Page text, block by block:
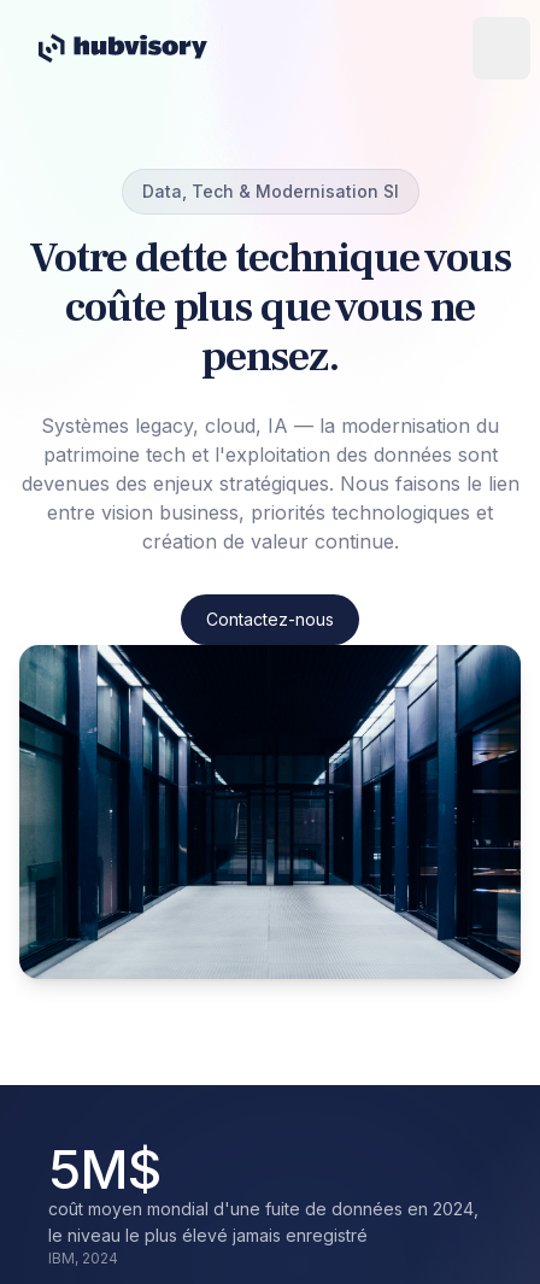
Data, Tech & Modernisation SI
Votre dette technique vous
coûte plus que vous ne
pensez.
Systèmes legacy, cloud, IA — la modernisation du
patrimoine tech et l'exploitation des données sont
devenues des enjeux stratégiques. Nous faisons le lien
entre vision business, priorités technologiques et
création de valeur continue.
Contactez-nous
5M$
coût moyen mondial d'une fuite de données en 2024,
le niveau le plus élevé jamais enregistré
IBM, 2024